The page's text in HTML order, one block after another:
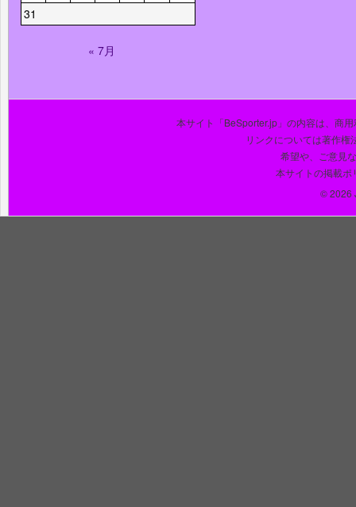
31
« 7月
本サイト「BeSporter.jp」の内容は、商
リンクについては著作権
希望や、ご意見
本サイトの掲載ポ
© 2026